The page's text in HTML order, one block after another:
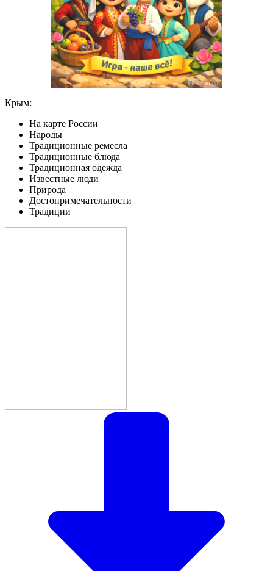
Крым:
На карте России
Народы
Традиционные ремесла
Традиционные блюда
Традиционная одежда
Известные люди
Природа
Достопримечательности
Традиции